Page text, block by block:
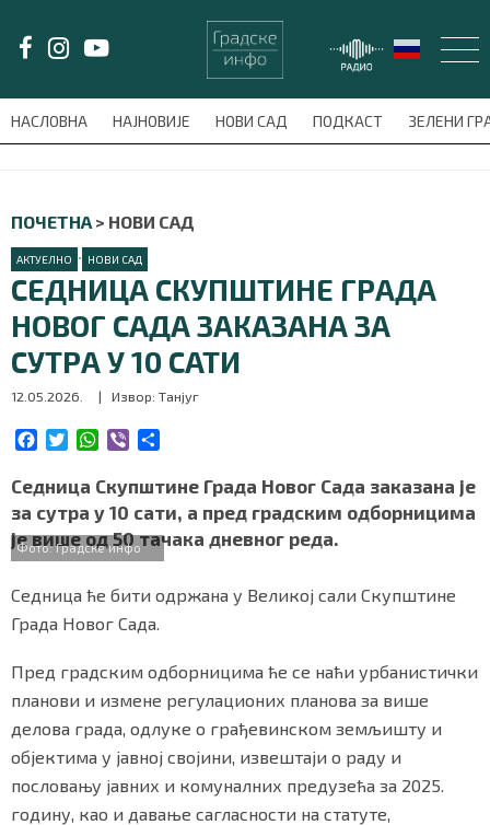
НАСЛОВНА НАЈНОВИЈЕ НОВИ САД ПОДКАСТ ЗЕЛЕНИ
meni'); $this_item = current( wp_filter_object_list(
ПОЧЕТНА > НОВИ САД
АКТУЕЛНО • НОВИ САД
СЕДНИЦА СКУПШТИНЕ ГРАДА
НОВОГ САДА ЗАКАЗАНА ЗА
СУТРА У 10 САТИ
12.05.2026. | Извор: Танјуг
c
e
b
o
k
i
t
t
e
W
a
t
s
A
p
b
e
r
a
r
e
Седница Скупштине Града Новог Сада заказана је
за сутра у 10 сати, а пред градским одборницима
је више од 50 тачака дневног реда.
Фото: Градске инфо
Седница ће бити одржана у Великој сали Скупштине
Града Новог Сада.
Пред градским одборницима ће се наћи урбанистички
планови и измене регулационих планова за више
делова града, одлуке о грађевинском земљишту и
објектима у јавној својини, извештаји о раду и
пословању јавних и комуналних предузећа за 2025.
годину, као и давање сагласности на статуте,
LAT/ЋИР
НАЈНОВИЈЕ
НОВИ САД
ПОДКАСТ
СПЕЦИЈАЛИ
БЛОГ
СРБИЈА
ЖИВОТ И СТИЛ
СПОРТ